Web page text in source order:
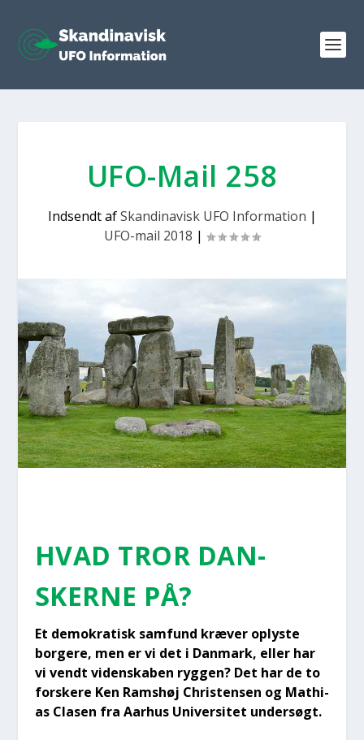
UFO-Mail 258
Indsendt afSkandinavisk UFO Information |
UFO-mail 2018 |
HVAD TROR DAN­
SKER­NE PÅ?
Et demo­kra­tisk sam­fund kræ­ver oply­ste
bor­ge­re, men er vi det i Dan­mark, eller har
vi vendt viden­ska­ben ryg­gen? Det har de to
for­ske­re Ken Rams­høj Chri­sten­sen og Mat­hi­
as Cla­sen fra Aar­hus Uni­ver­si­tet under­søgt.